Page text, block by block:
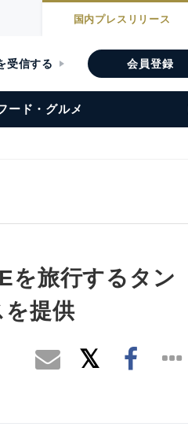
国内プレスリリース
受信する 会員登録
ード・グルメ
を旅行するタン
提供